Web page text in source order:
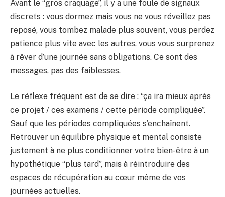
Avant le “gros craquage”, il y a une foule de signaux
discrets : vous dormez mais vous ne vous réveillez pas
reposé, vous tombez malade plus souvent, vous perdez
patience plus vite avec les autres, vous vous surprenez
à rêver d’une journée sans obligations. Ce sont des
messages, pas des faiblesses.
Le réflexe fréquent est de se dire : “ça ira mieux après
ce projet / ces examens / cette période compliquée”.
Sauf que les périodes compliquées s’enchaînent.
Retrouver un équilibre physique et mental consiste
justement à ne plus conditionner votre bien-être à un
hypothétique “plus tard”, mais à réintroduire des
espaces de récupération au cœur même de vos
journées actuelles.